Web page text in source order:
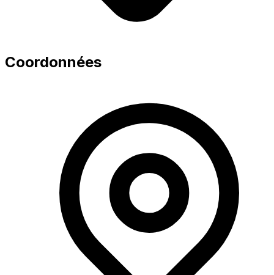
Coordonnées